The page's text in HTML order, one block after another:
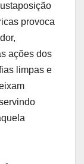
provoca
ações dos
limpas e